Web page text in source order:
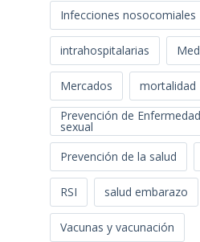
Infecciones nosocomiales
intrahospitalarias
Mercados mortalidad
Prevención de
sexual
Prevención de la salud
RSI salud embarazo
Vacunas y vacunación